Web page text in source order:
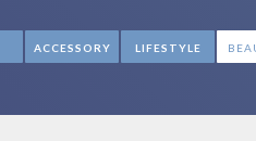
ACCESSORY LIFESTYLE